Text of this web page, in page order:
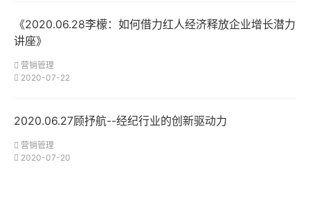
《2020.06.28李檬：如何借力红人经济释放企业增长潜力
讲座》
营销管理
2020-07-22
2020.06.27顾抒航--经纪行业的创新驱动力
营销管理
2020-07-20